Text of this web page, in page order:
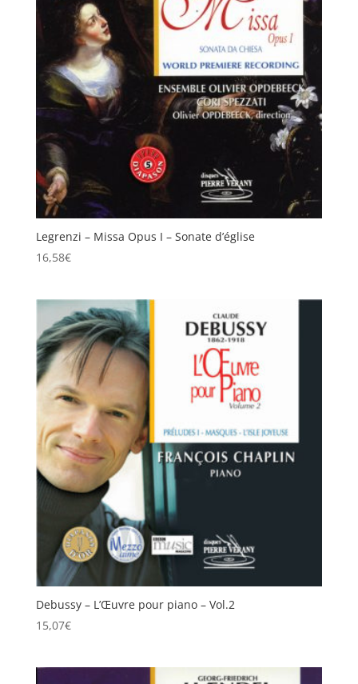
Legrenzi – Missa Opus I – Sonate d’église
16,58€
Debussy – L’Œuvre pour piano – Vol.2
15,07€